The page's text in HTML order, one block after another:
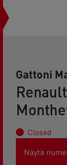
Gattoni
Closed
Näytä